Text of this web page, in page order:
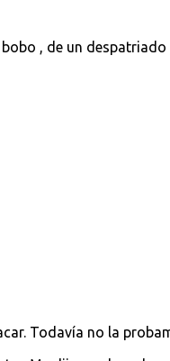
, de un despatriado
Todavía no la